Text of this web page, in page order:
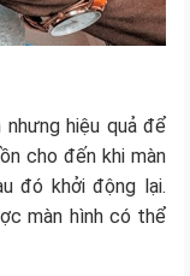
hiệu quả để
cho đến khi màn
đó khởi động lại.
màn hình có thể